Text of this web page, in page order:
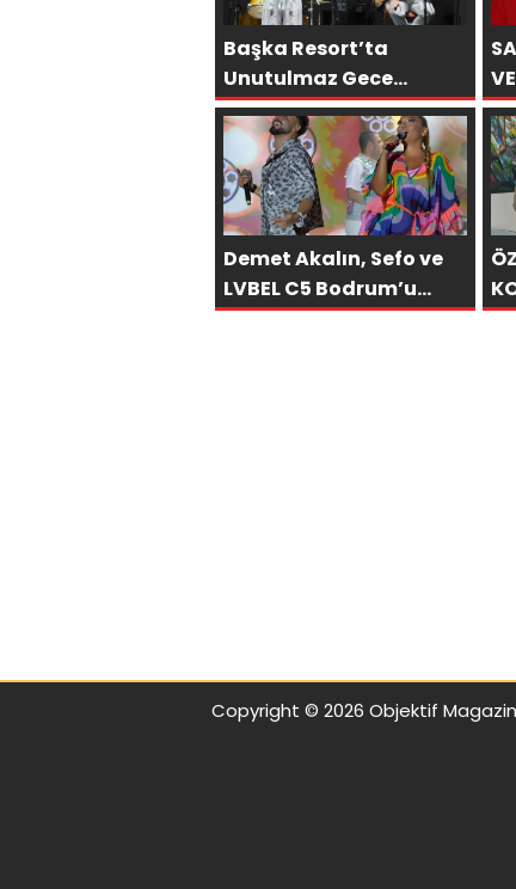
Başka Resort’ta
Unutulmaz Gece
Özülkü Çifti Bodrum’u
Büyüledi
Demet Akalın, Sefo ve
LVBEL C5 Bodrum’u
Salladı
Copyright © 2026 Objektif Magazin